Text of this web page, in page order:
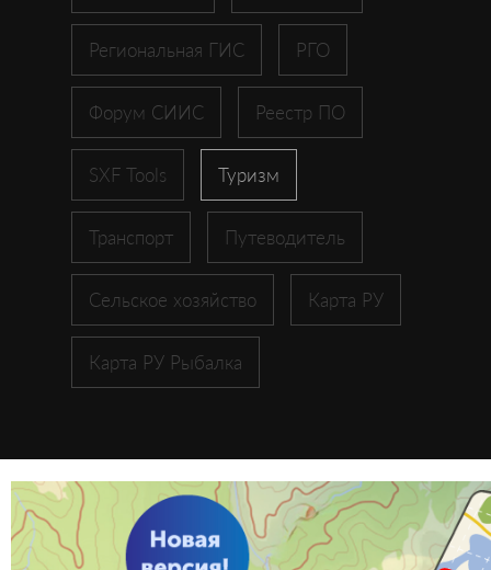
Региональная ГИС РГО
Форум СИИС Реестр ПО
SXF Tools Туризм
Транспорт Путеводитель
Сельское хозяйство Карта РУ
Карта РУ Рыбалка